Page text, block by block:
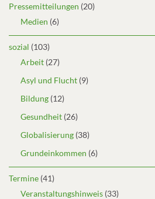
Pressemitteilungen (20)
Medien (6)
sozial (103)
Arbeit (27)
Asyl und Flucht (9)
Bildung (12)
Gesundheit (26)
Globalisierung (38)
Grundeinkommen (6)
Termine (41)
Veranstaltungshinweis (33)